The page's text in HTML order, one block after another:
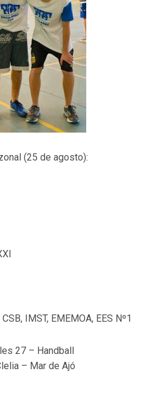
(25 de agosto):
IMST, EMEMOA, EES Nº1
27 – Handball
– Mar de Ajó